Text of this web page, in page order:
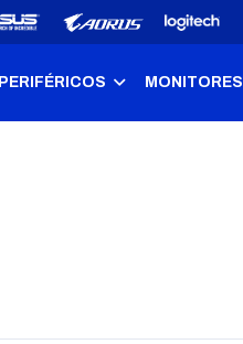
PERIFÉRICOS MONITORES